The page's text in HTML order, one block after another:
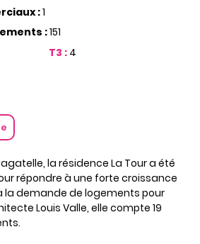
:1
:151
T3 : 4
la résidence La Tour a été
répondre à une forte croissance
demande de logements pour
Louis Valle, elle compte 19